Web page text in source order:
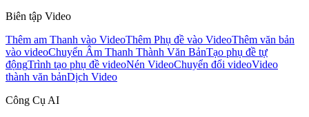
Biên tập Video
Thêm am Thanh vào VideoThêm Phụ đề vào VideoThêm văn bản
vào videoChuyển Âm Thanh Thành Văn BảnTạo phụ đề tự
độngTrình tạo phụ đề videoNén VideoChuyển đổi videoVideo
thành văn bảnDịch Video
Công Cụ AI